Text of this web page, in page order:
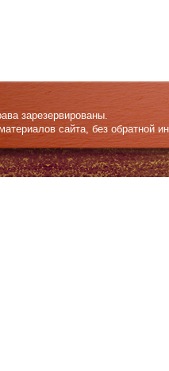
зарезервированы.
сайта, без обратной